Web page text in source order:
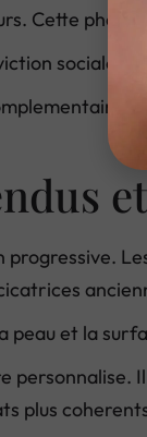
Cette
sociale:
peau et la
personnalise.
plus